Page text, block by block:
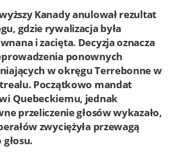
ClascalKanady anulował rezultat
gdzie rywalizacja była
i zacięta. Decyzja oznacza
ponownych
w okręgu Terrebonne w
Początkowo mandat
Quebeckiemu, jednak
przeliczenie głosów wykazało,
zwyciężyła przewagą